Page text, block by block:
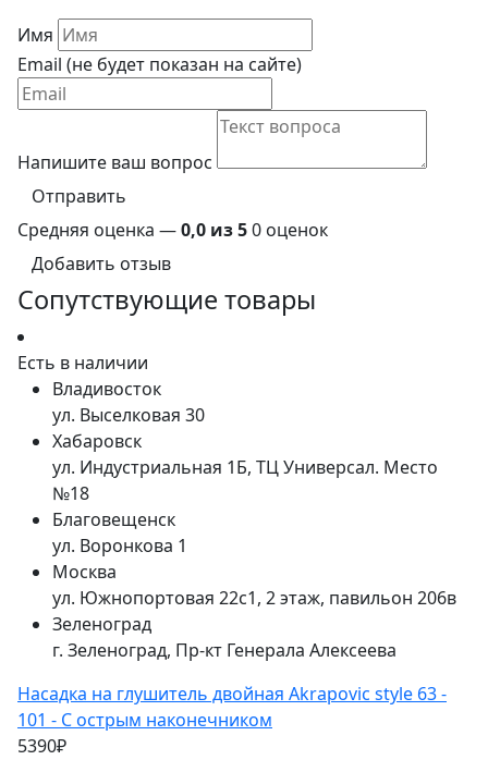
Имя
Email (не будет показан на сайте)
Напишите ваш вопрос
Отправить
Средняя оценка —0,0 из 50 оценок
Добавить отзыв
Сопутствующие товары
Есть в наличии
Владивосток
ул. Выселковая 30
Хабаровск
ул. Индустриальная 1Б, ТЦ Универсал. Место
№18
Благовещенск
ул. Воронкова 1
Москва
ул. Южнопортовая 22с1, 2 этаж, павильон 206в
Зеленоград
г. Зеленоград, Пр-кт Генерала Алексеева
Насадка на глушитель двойная Akrapovic style 63 -
101 - С острым наконечником
5390₽